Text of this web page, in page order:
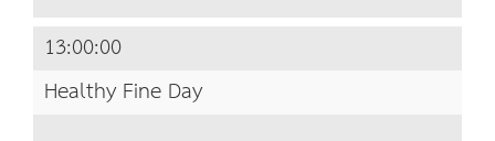
13:00:00
Healthy Fine Day